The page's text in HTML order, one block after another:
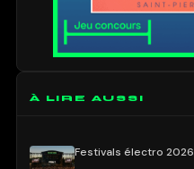
À LIRE AUSSI
Festivals électro